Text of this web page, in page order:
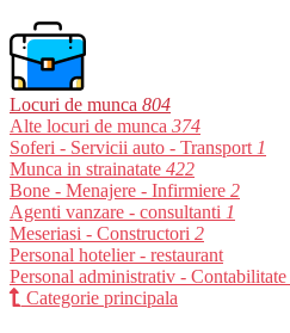
Locuri de munca 804
Alte locuri de munca 374
Soferi - Servicii auto - Transport 1
Munca in strainatate 422
Bone - Menajere - Infirmiere 2
Agenti vanzare - consultanti 1
Meseriasi - Constructori 2
Personal hotelier - restaurant
Personal administrativ - Contabilitate
Categorie principala